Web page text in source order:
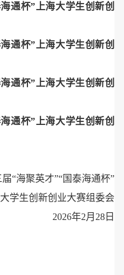
通杯”上海大学生创新创
通杯”上海大学生创新创
通杯”上海大学生创新创
通杯”上海大学生创新创
届“海聚英才”“国泰海通杯”
大学生创新创业大赛组委会
2026年2月28日